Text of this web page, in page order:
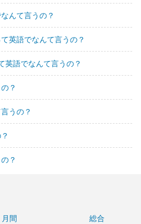
んて言うの？
英語でなんて言うの？
英語でなんて言うの？
？
うの？
？
月間
総合